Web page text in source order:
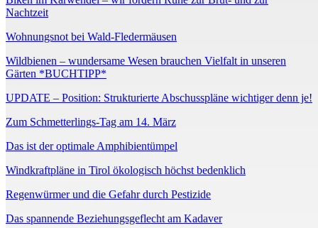
Nachtzeit
Wohnungsnot bei Wald-Fledermäusen
Wildbienen – wundersame Wesen brauchen Vielfalt in unseren
Gärten *BUCHTIPP*
UPDATE – Position: Strukturierte Abschusspläne wichtiger denn je!
Zum Schmetterlings-Tag am 14. März
Das ist der optimale Amphibientümpel
Windkraftpläne in Tirol ökologisch höchst bedenklich
Regenwürmer und die Gefahr durch Pestizide
Das spannende Beziehungsgeflecht am Kadaver